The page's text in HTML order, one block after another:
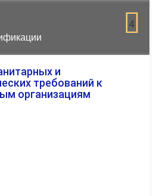
4
и
требований к
организациям